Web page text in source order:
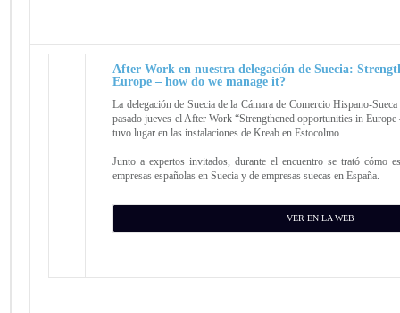
After Work en nuestra delegación de Suecia:
Europe – how do we manage it?
La delegación de Suecia de la Cámara de Comercio Hispano-
pasado jueves el After Work “Strengthened opportunities in
tuvo lugar en las instalaciones de Kreab en Estocolmo.
Junto a expertos invitados, durante el encuentro se trató cómo
empresas españolas en Suecia y de empresas suecas en España.
VER EN LA WEB